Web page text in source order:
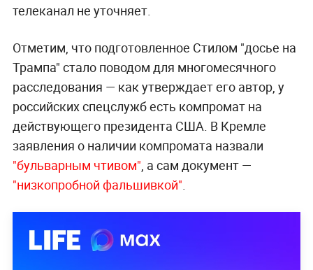
телеканал не уточняет.
Отметим, что подготовленное Стилом "досье на
Трампа" стало поводом для многомесячного
расследования — как утверждает его автор, у
российских спецслужб есть компромат на
действующего президента США. В Кремле
заявления о наличии компромата назвали
"бульварным чтивом" , а сам документ —
"низкопробной фальшивкой"